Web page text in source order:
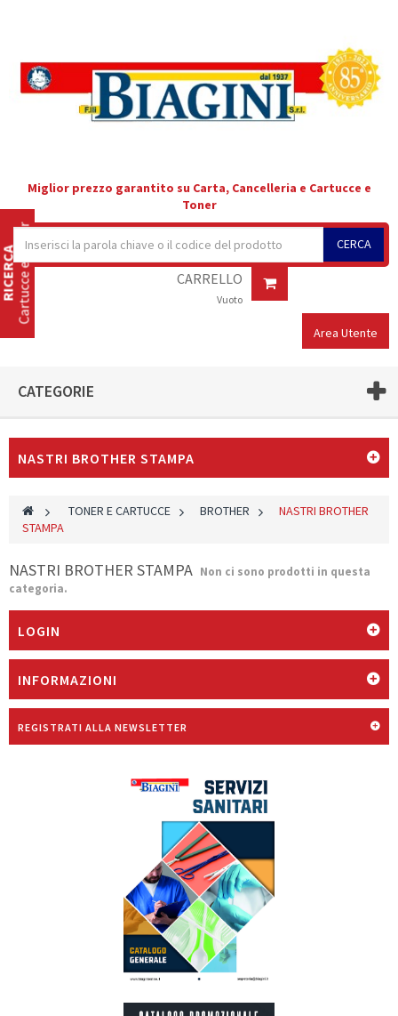
Miglior prezzo garantito su Carta, Cancelleria e Cartucce e
Toner
CERCA
CARRELLO
Vuoto
Area Utente
CATEGORIE
NASTRI BROTHER STAMPA
> TONER E CARTUCCE > BROTHER >
NASTRI BROTHER
STAMPA
NASTRI BROTHER STAMPA Non ci sono prodotti in questa
categoria.
LOGIN
INFORMAZIONI
REGISTRATI ALLA NEWSLETTER
Cartucce e Toner